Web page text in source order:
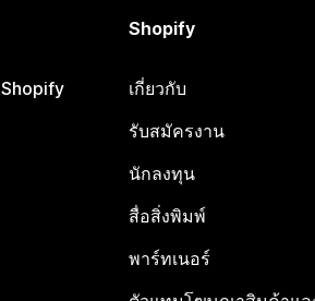
Shopify
เกี่ยวกับ
รับสมัครงาน
นักลงทุน
สื่อสิ่งพิมพ์
พาร์ทเนอร์